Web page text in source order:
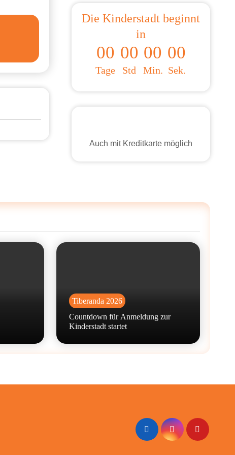
Die Kinderstadt beginnt
in
00
Tage
00
Std
00
Min.
00
Sek.
Auch mit Kreditkarte möglich
Tiberanda 2026
Countdown für Anmeldung zur
Kinderstadt startet